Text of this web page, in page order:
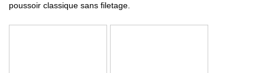
poussoir classique sans filetage.